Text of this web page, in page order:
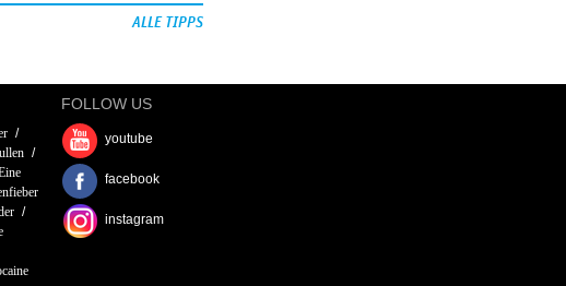
ALLE TIPPS
FOLLOW US
youtube
facebook
instagram